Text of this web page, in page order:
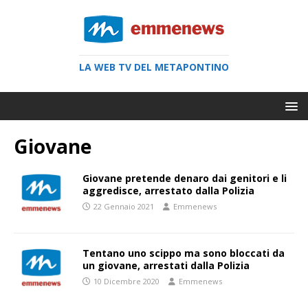
LA WEB TV DEL METAPONTINO
Giovane
Giovane pretende denaro dai genitori e li
aggredisce, arrestato dalla Polizia
22 Gennaio 2021 Emmenews
Tentano uno scippo ma sono bloccati da
un giovane, arrestati dalla Polizia
10 Dicembre 2020 Emmenews